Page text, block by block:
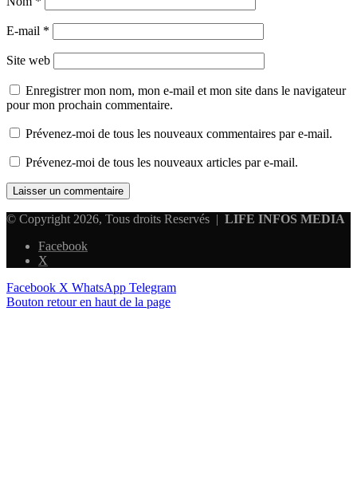
E-mail *
Site web
Enregistrer mon nom, mon e-mail et mon site dans le navigateur
pour mon prochain commentaire.
Prévenez-moi de tous les nouveaux commentaires par e-mail.
Prévenez-moi de tous les nouveaux articles par e-mail.
© Copyright 2026, Tous droits Reservés | LIFE INFOS MEDIA
Facebook
X
Facebook X WhatsApp Telegram
Bouton retour en haut de la page